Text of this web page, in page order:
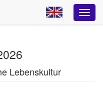
Lebenskultur